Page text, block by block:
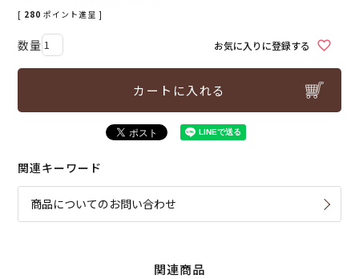
[ 280 ポイント進呈 ]
お気に入りに登録する
カートに入れる
関連キーワード
商品についてのお問い合わせ
関連商品